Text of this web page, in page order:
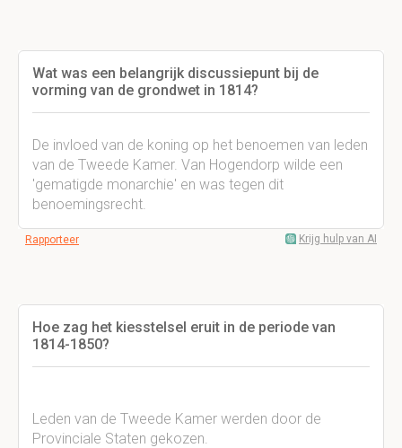
Wat was een belangrijk discussiepunt bij de
vorming van de grondwet in 1814?
De invloed van de koning op het benoemen van leden
van de Tweede Kamer. Van Hogendorp wilde een
'gematigde monarchie' en was tegen dit
benoemingsrecht.
Rapporteer Krijg hulp van AI
Hoe zag het kiesstelsel eruit in de periode van
1814-1850?
Leden van de Tweede Kamer werden door de
Provinciale Staten gekozen.